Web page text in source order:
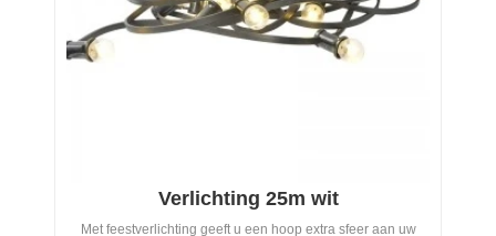
Verlichting 25m wit
Met feestverlichting geeft u een hoop extra sfeer aan uw